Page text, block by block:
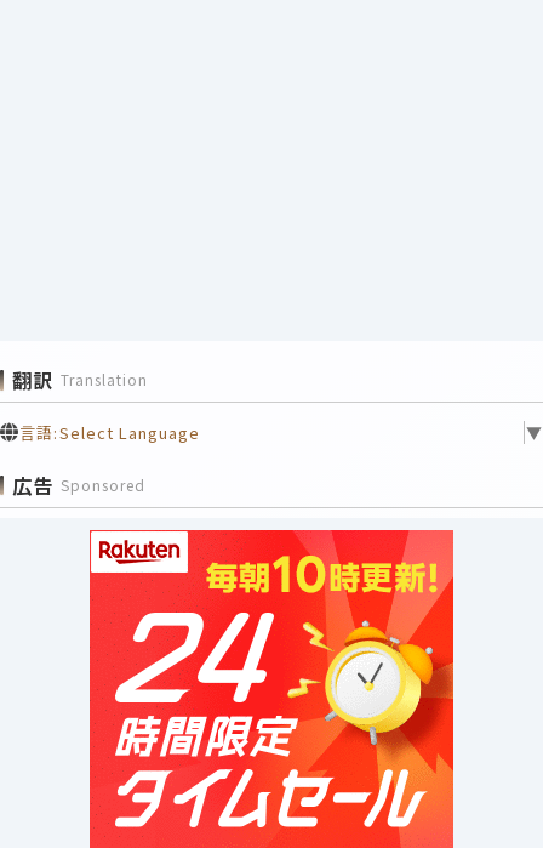
翻訳 Translation
言語:Select Language ▼
広告 Sponsored